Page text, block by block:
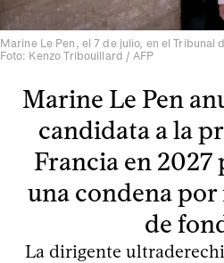
Marine Le Pen, el 7 de julio, en el Tribunal
Foto: Kenzo Tribouillard / AFP
Marine Le Pen
candidata a la
Francia en 2027
una condena
de
La dirigente